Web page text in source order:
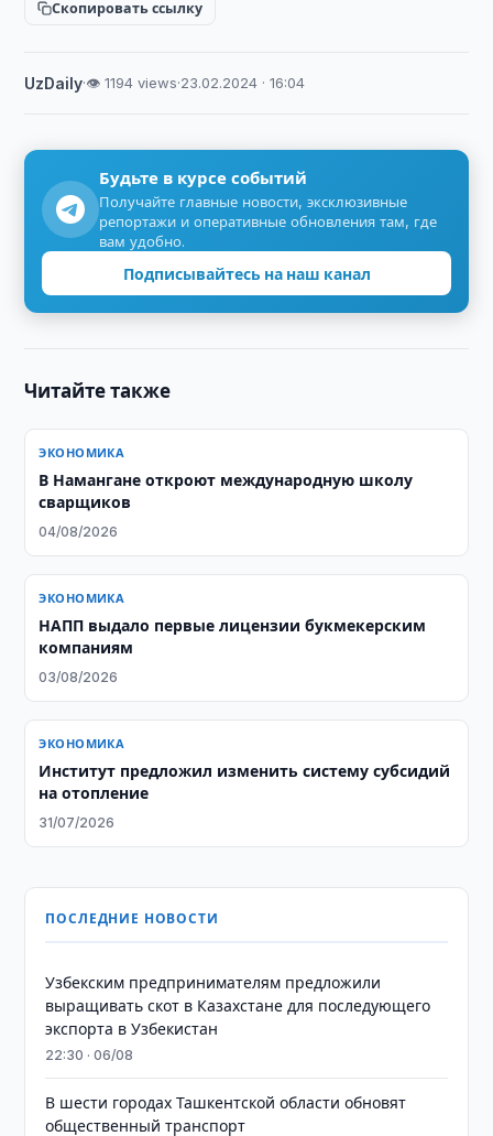
Скопировать ссылку
UzDaily·👁 1194 views·23.02.2024 · 16:04
Будьте в курсе событий
Получайте главные новости, эксклюзивные
репортажи и оперативные обновления там, где
вам удобно.
Подписывайтесь на наш канал
Читайте также
ЭКОНОМИКА
В Намангане откроют международную школу
сварщиков
04/08/2026
ЭКОНОМИКА
НАПП выдало первые лицензии букмекерским
компаниям
03/08/2026
ЭКОНОМИКА
Институт предложил изменить систему субсидий
на отопление
31/07/2026
ПОСЛЕДНИЕ НОВОСТИ
Узбекским предпринимателям предложили
выращивать скот в Казахстане для последующего
экспорта в Узбекистан
22:30 · 06/08
В шести городах Ташкентской области обновят
общественный транспорт